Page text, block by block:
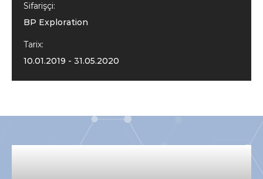
Sifarişçi:
BP Exploration
Tarix:
10.01.2019 - 31.05.2020